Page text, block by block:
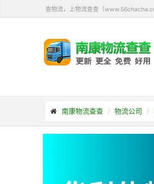
查物流，上物流查查（
南康物流查查 物流公司